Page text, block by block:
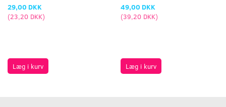
29,00 DKK
(23,20 DKK)
Læg i kurv
49,00 DKK
(39,20 DKK)
Læg i kurv